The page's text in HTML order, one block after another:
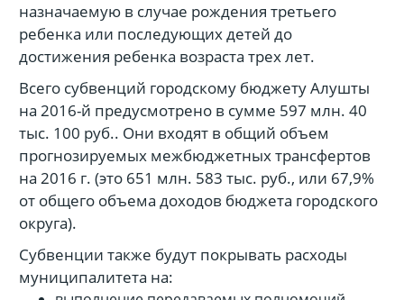
назначаемую в случае рождения третьего
ребенка или последующих детей до
достижения ребенка возраста трех лет.
Всего субвенций городскому бюджету Алушты
на 2016-й предусмотрено в сумме 597 млн. 40
тыс. 100 руб.. Они входят в общий объем
прогнозируемых межбюджетных трансфертов
на 2016 г. (это 651 млн. 583 тыс. руб., или 67,9%
от общего объема доходов бюджета городского
округа).
Субвенции также будут покрывать расходы
муниципалитета на: